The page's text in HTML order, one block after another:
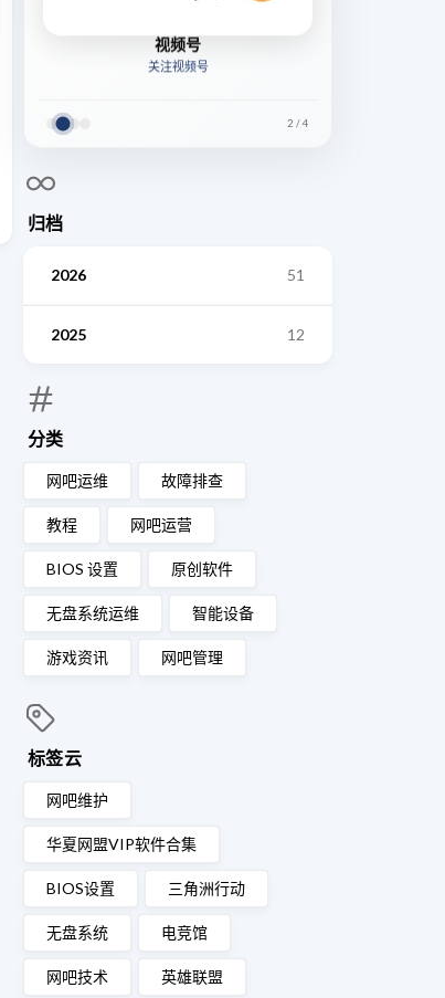
视频号
关注视频号
2 /4
归档
2026 51
2025 12
分类
网吧运维 故障排查
教程 网吧运营
BIOS 设置 原创软件
无盘系统运维 智能设备
游戏资讯 网吧管理
标签云
网吧维护
华夏网盟VIP软件合集
BIOS设置 三角洲行动
无盘系统 电竞馆
网吧技术 英雄联盟